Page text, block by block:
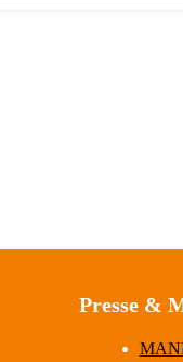
Presse &